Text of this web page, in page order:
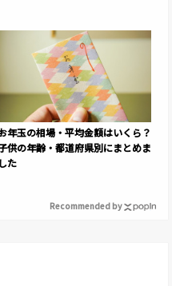
年玉の相場・平均金額はいくら？
供の年齢・都道府県別にまとめま
した
Recommended by